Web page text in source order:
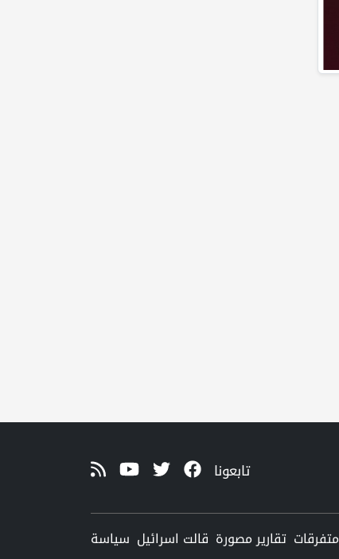
تابعونا
متفرقات تقارير مصورة قالت اسرائيل سياسة